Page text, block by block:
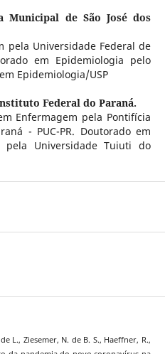
Municipal de São José dos
pela Universidade Federal de
em Epidemiologia pelo
Epidemiologia/USP
Federal do Paraná.
Enfermagem pela Pontifícia
- PUC-PR. Doutorado em
pela Universidade Tuiuti do
L., Ziesemer, N. de B. S., Haeffner, R.,